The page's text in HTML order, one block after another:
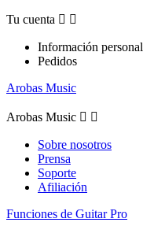
Tu cuenta  
Información personal
Pedidos
Arobas Music
Arobas Music  
Sobre nosotros
Prensa
Soporte
Afiliación
Funciones de Guitar Pro